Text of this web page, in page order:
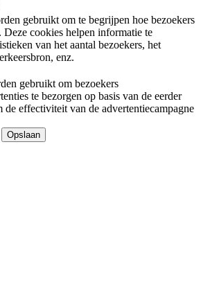
gebruikt om te begrijpen hoe bezoekers
Deze cookies helpen informatie te
van het aantal bezoekers, het
enz.
gebruikt om bezoekers
te bezorgen op basis van de eerder
de effectiviteit van de advertentiecampagne
Opslaan